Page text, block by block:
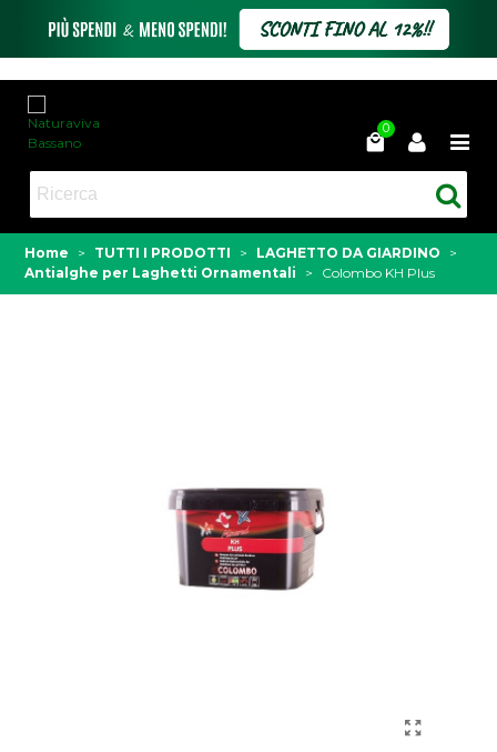
0
Home > TUTTI I PRODOTTI > LAGHETTO DA GIARDINO
>
Antialghe per Laghetti Ornamentali
> Colombo KH Plus